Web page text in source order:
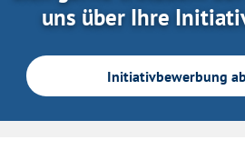
uns über Ihre
Initiativbewerbung